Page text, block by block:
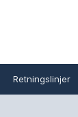
Retningslinjer